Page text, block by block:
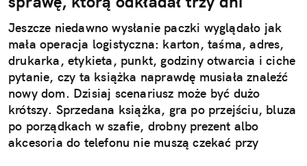
Jeszcze niedawno wysłanie paczki wyglądało jak
mała operacja logistyczna: karton, taśma, adres,
drukarka, etykieta, punkt, godziny otwarcia i ciche
pytanie, czy ta książka naprawdę musiała znaleźć
nowy dom. Dzisiaj scenariusz może być dużo
krótszy. Sprzedana książka, gra po przejściu, bluza
po porządkach w szafie, drobny prezent albo
akcesoria do telefonu nie muszą czekać przy